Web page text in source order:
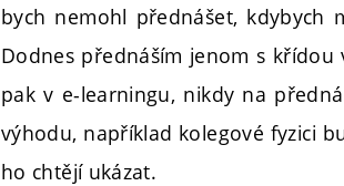
bych nemohl přednášet, kdybych
Dodnes přednáším jenom s
pak v e-learningu, nikdy na
výhodu, například kolegové fyzici
ho chtějí ukázat.